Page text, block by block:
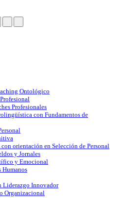
Ontológico
Profesionales
con Fundamentos de
con orientación en Selección de Personal
y Jornales
y Emocional
Humanos
Liderazgo Innovador
Organizacional